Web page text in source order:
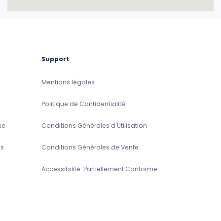
Support
Mentions légales
Politique de Confidentialité
Conditions Générales d'Utilisation
Conditions Générales de Vente
Accessibilité: Partiellement Conforme